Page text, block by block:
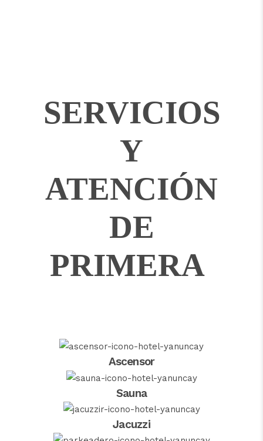
SERVICIOS
Y
ATENCIÓN
DE
PRIMERA
Ascensor
Sauna
Jacuzzi